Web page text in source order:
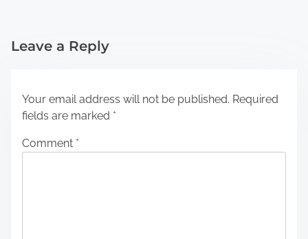
Leave a Reply
Your email address will not be published. Required
fields are marked *
Comment *